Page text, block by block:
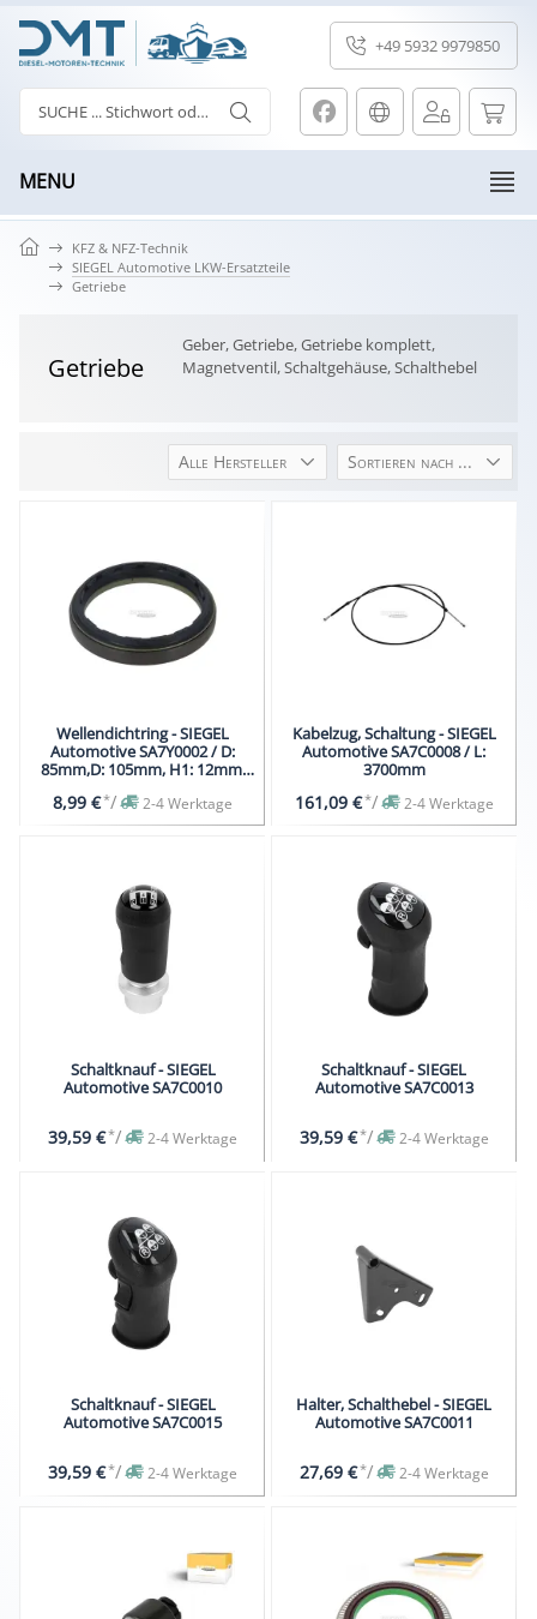
+49 5932 9979850
MENU
KFZ & NFZ-Technik
SIEGEL Automotive LKW-Ersatzteile
Getriebe
Getriebe
Geber, Getriebe, Getriebe komplett,
Magnetventil, Schaltgehäuse, Schalthebel
Alle Hersteller Sortieren nach ...
Wellendichtring - SIEGEL
Automotive SA7Y0002 / D:
85mm,D: 105mm, H1: 12mm,
8,99 €*/ 2-4 Werktage
Kabelzug, Schaltung - SIEGEL
Automotive SA7C0008 / L:
3700mm
161,09 €*/ 2-4 Werktage
Schaltknauf - SIEGEL
Automotive SA7C0010
39,59 €*/ 2-4 Werktage
Schaltknauf - SIEGEL
Automotive SA7C0013
39,59 €*/ 2-4 Werktage
Schaltknauf - SIEGEL
Automotive SA7C0015
39,59 €*/ 2-4 Werktage
Halter, Schalthebel - SIEGEL
Automotive SA7C0011
27,69 €*/ 2-4 Werktage